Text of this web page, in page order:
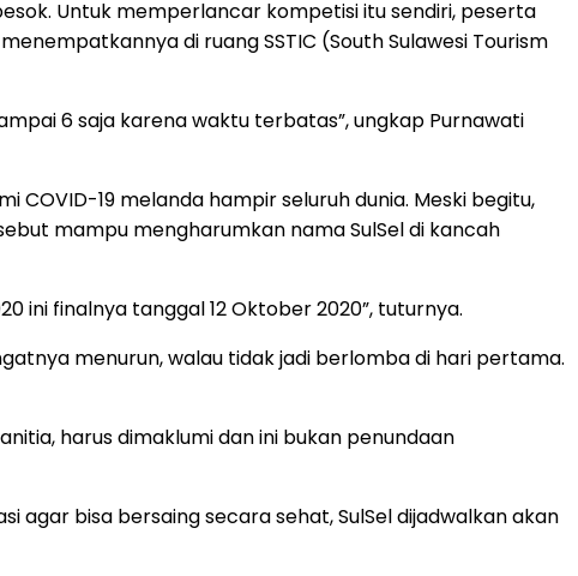
Untuk memperlancar kompetisi itu sendiri, peserta
di ruang SSTIC (South Sulawesi Tourism
6 saja karena waktu terbatas”, ungkap Purnawati
COVID-19 melanda hampir seluruh dunia. Meski begitu,
mampu mengharumkan nama SulSel di kancah
ini finalnya tanggal 12 Oktober 2020”, tuturnya.
menurun, walau tidak jadi berlomba di hari pertama.
harus dimaklumi dan ini bukan penundaan
agar bisa bersaing secara sehat, SulSel dijadwalkan akan